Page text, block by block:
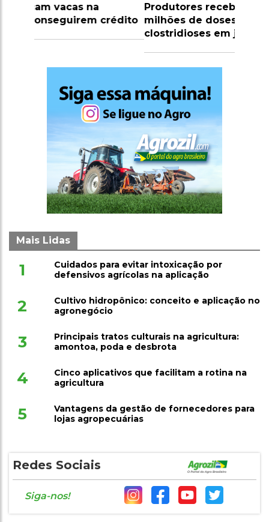
Produtores recebem mais de 10
milhões de doses de vacinas contra
clostridioses em julho
Mais Lidas
Cuidados para evitar intoxicação por
Cultivo hidropônico: conceito e aplicação no
Principais tratos culturais na agricultura:
Cinco aplicativos que facilitam a rotina na
Vantagens da gestão de fornecedores para
Redes Sociais